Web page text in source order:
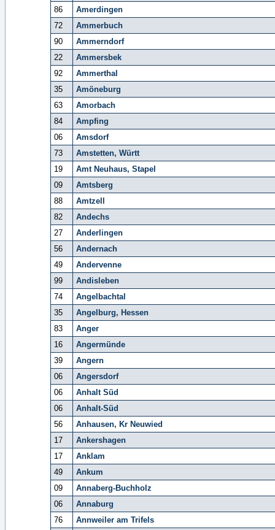
86
Amerdingen
72
Ammerbuch
90
Ammerndorf
22
Ammersbek
92
Ammerthal
35
Amöneburg
63
Amorbach
84
Ampfing
06
Amsdorf
73
Amstetten, Württ
19
Amt Neuhaus, Stapel
09
Amtsberg
88
Amtzell
82
Andechs
27
Anderlingen
56
Andernach
49
Andervenne
99
Andisleben
74
Angelbachtal
35
Angelburg, Hessen
83
Anger
16
Angermünde
39
Angern
06
Angersdorf
06
Anhalt Süd
06
Anhalt-Süd
56
Anhausen, Kr Neuwied
17
Ankershagen
17
Anklam
49
Ankum
09
Annaberg-Buchholz
06
Annaburg
76
Annweiler am Trifels